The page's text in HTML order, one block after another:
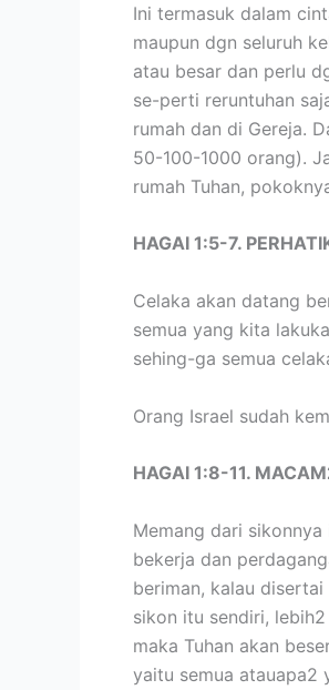
Ini termasuk dalam
maupun dgn seluruh
atau besar dan perlu
se-perti reruntuhan
rumah dan di Gereja.
50-100-1000 orang).
rumah Tuhan,
HAGAI 1:5-7.
Celaka akan datang
semua yang kita
sehing-ga semua
Orang Israel sudah
HAGAI 1:8-11.
Memang dari
bekerja dan
beriman, kalau
sikon itu sendiri,
maka Tuhan akan
yaitu semua atauapa2